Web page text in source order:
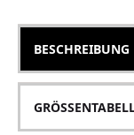
BESCHREIBUNG